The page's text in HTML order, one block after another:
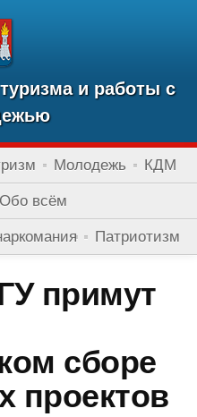
и работы с
Молодежь КДМ
Обо всём
Патриотизм
примут
сборе
проектов